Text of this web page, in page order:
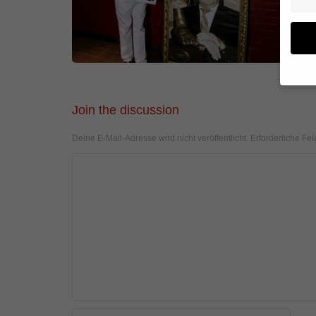
Join the discussion
Deine E-Mail-Adresse wird nicht veröffentlicht. Erforderliche
Wir